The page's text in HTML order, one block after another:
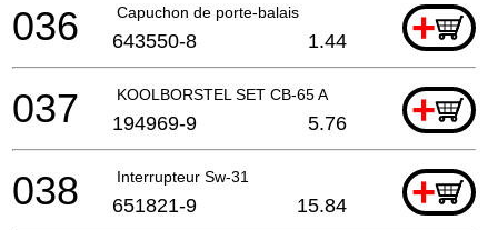
Capuchon de porte-balais +
036 643550-8 1.44
KOOLBORSTEL SET CB-65 A +
037 194969-9 5.76
Interrupteur Sw-31 +
038 651821-9 15.84